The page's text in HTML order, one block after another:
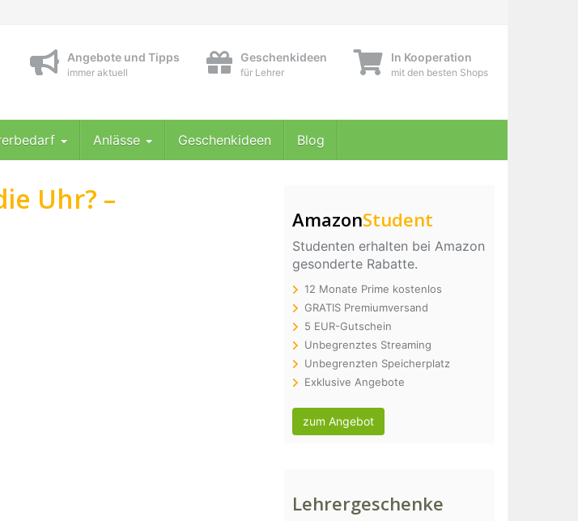
Angebote und Tipps
immer aktuell
Geschenkideen
für Lehrer
In Kooperation
mit den besten Shops
Anlässe Geschenkideen Blog
Uhr? –
AmazonStudent
Studenten erhalten bei Amazon
gesonderte Rabatte.
12 Monate Prime kostenlos
GRATIS Premiumversand
5 EUR-Gutschein
Unbegrenztes Streaming
Unbegrenzten Speicherplatz
Exklusive Angebote
zum Angebot
Lehrergeschenke